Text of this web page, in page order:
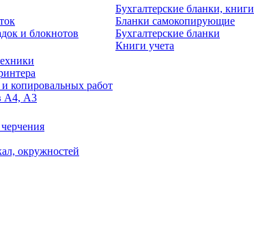
и блокнотов
Бухгалтерские бланки, книги
Бланки самокопирующие
Бухгалтерские бланки
Книги учета
копировальных работ
А4, А3
окружностей